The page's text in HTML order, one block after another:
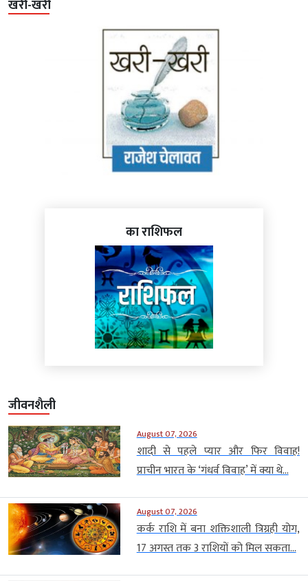
खरी-खरी
का राशिफल
जीवनशैली
August 07, 2026
शादी से पहले प्यार और फिर विवाह!
प्राचीन भारत के ‘गंधर्व विवाह’ में क्या थे...
August 07, 2026
कर्क राशि में बना शक्तिशाली त्रिग्रही योग,
17 अगस्त तक 3 राशियों को मिल सकता...